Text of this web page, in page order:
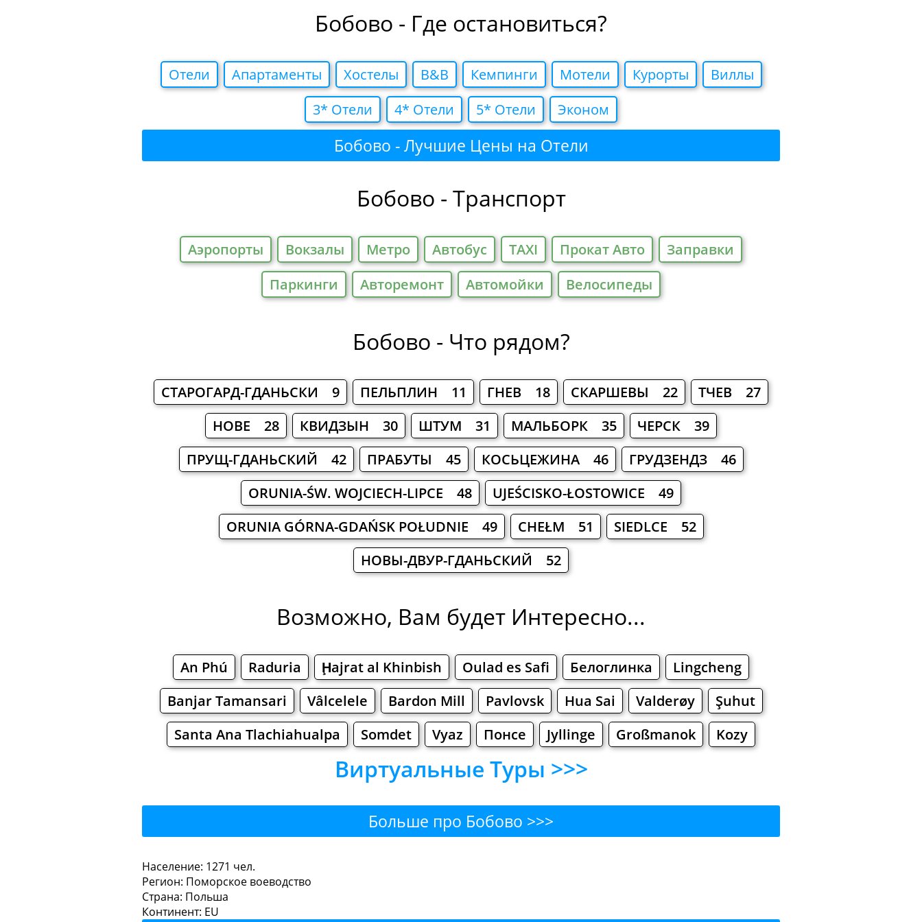
Бобово - Где остановиться?
Отели Апартаменты Хостелы B&B Кемпинги Мотели Курорты
Виллы
3* Отели
4* Отели 5* Отели Эконом
Бобово - Лучшие Цены на Отели
Бобово - Транспорт
Аэропорты Вокзалы Метро Автобус TAXI Прокат Авто
Заправки
Паркинги
Авторемонт Автомойки Велосипеды
Бобово - Что рядом?
СТАРОГАРД-ГДАНЬСКИ 9 ПЕЛЬПЛИН 11 ГНЕВ 18 СКАРШЕВЫ 22
ТЧЕВ 27
НОВЕ 28
КВИДЗЫН 30 ШТУМ 31 МАЛЬБОРК 35
ЧЕРСК 39
ПРУЩ-ГДАНЬСКИЙ 42
ПРАБУТЫ 45 КОСЬЦЕЖИНА 46
ГРУДЗЕНДЗ 46
ORUNIA-ŚW. WOJCIECH-LIPCE 48
UJEŚCISKO-ŁOSTOWICE 49
ORUNIA GÓRNA-GDAŃSK POŁUDNIE 49
CHEŁM 51
SIEDLCE 52
НОВЫ-ДВУР-ГДАНЬСКИЙ 52
Возможно, Вам будет Интересно...
An Phú Raduria Ḩajrat al Khinbish Oulad es Safi Белоглинка
Lingcheng
Banjar Tamansari
Vâlcelele Bardon Mill Pavlovsk Hua Sai Valderøy
Şuhut
Santa Ana Tlachiahualpa
Somdet Vyaz Понсе Jyllinge Großmanok Kozy
Виртуальные Туры >>>
Больше про Бобово >>>
Рестораны Кафе
Население: 1271 чел.
Регион: Поморское воеводство
Страна: Польша
Континент: EU